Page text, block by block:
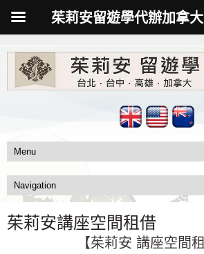
茱莉安講座空間租借
【茱莉安 講座空間租
茱莉安留遊學代辦加拿